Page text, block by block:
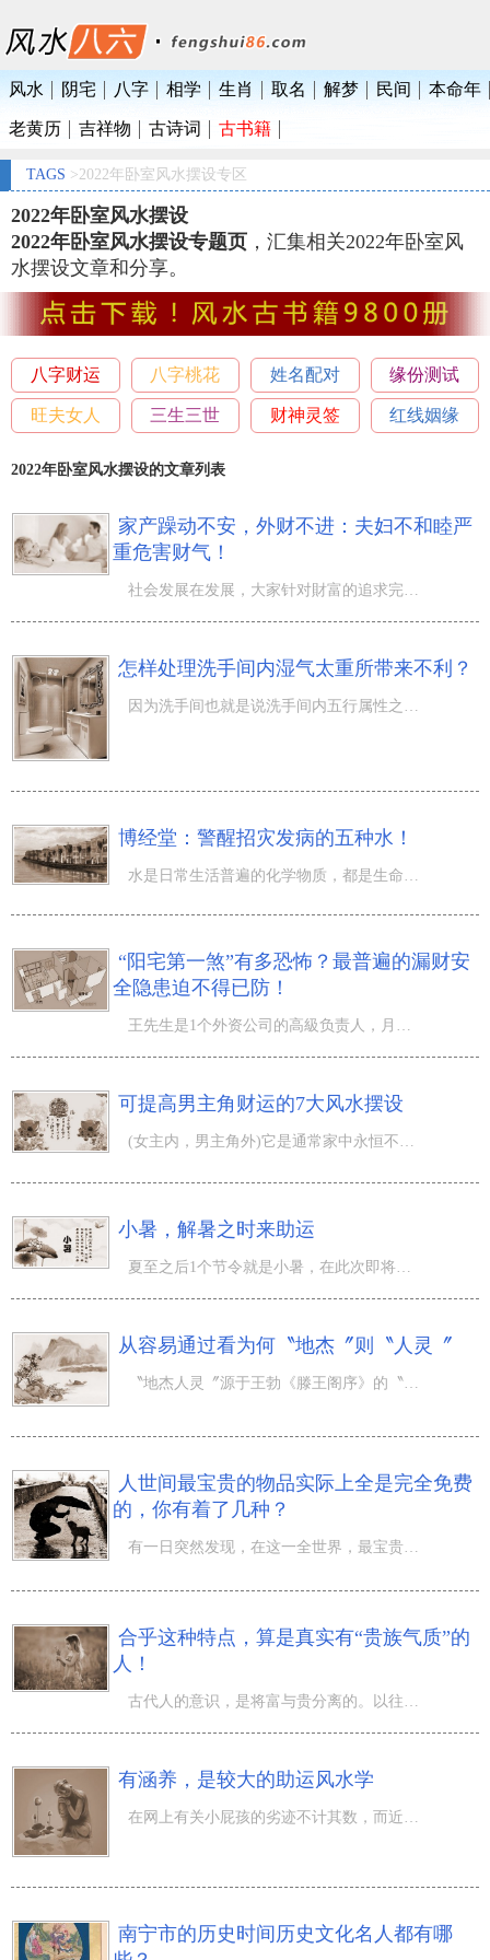
风水 阴宅 八字 相学 生肖 取名 解梦 民间 本命年
老黄历 吉祥物 古诗词 古书籍
TAGS >2022年卧室风水摆设专区
2022年卧室风水摆设
2022年卧室风水摆设专题页 ，汇集相关2022年卧室风
水摆设文章和分享。
八字财运 八字桃花 姓名配对 缘份测试
旺夫女人 三生三世 财神灵签 红线姻缘
2022年卧室风水摆设的文章列表
家产躁动不安，外财不进：夫妇不和睦严
重危害财气！
社会发展在发展，大家针对財富的追求完美愈来愈高度重视，有益也是弊。财为立身之本、养命之源，许多人到追
怎样处理洗手间内湿气太重所带来不利？
因为洗手间也就是说洗手间内五行属性之水比较充沛，且是家里最非常容易藏污纳垢的地区，因此在居家风水中始
博经堂：警醒招灾发病的五种水！
水是日常生活普遍的化学物质，都是生命的起源，天地之间尤为重要的存有。在风水学中，水通常意味着了財富，
“阳宅第一煞”有多恐怖？最普遍的漏财安
全隐患迫不得已防！
王先生是1个外资公司的高級负责人，月工资3万，这在工薪阶层阶层也算不低了。可是当上3年的负责人，储蓄卡
可提高男主角财运的7大风水摆设
(女主内，男主角外)它是通常家中永恒不变的运营模式。女人在家煮饭洗衣服带娃，男生出外风餐露宿勤奋迎战，
小暑，解暑之时来助运
从容易通过看为何〝地杰〞则〝人灵〞
〝地杰人灵〞源于王勃《滕王阁序》的〝物华天宝，龙光射牛斗之墟；人才辈出，徐孺下陈蕃之榻〞。地杰人灵指
人世间最宝贵的物品实际上全是完全免费
的，你有着了几种？
合乎这种特点，算是真实有“贵族气质”的
人！
有涵养，是较大的助运风水学
南宁市的历史时间历史文化名人都有哪